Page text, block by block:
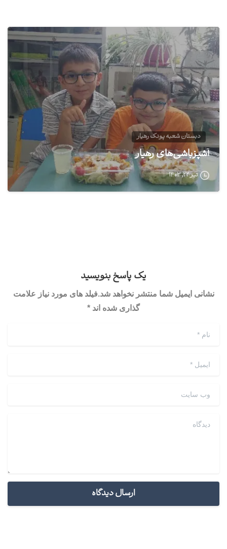
1
دبستان شعبه پونک رهیار
آشپزباشی‌های رهیار
تیر ۲۲, ۱۴۰۳
یک پاسخ بنویسید
نشانی ایمیل شما منتشر نخواهد شد.فیلد های مورد نیاز علامت
گذاری شده اند *
نام*
ایمیل *
وب سایت
دیدگاه